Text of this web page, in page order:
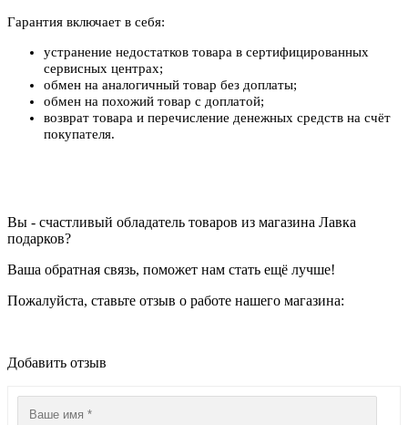
Гарантия включает в себя:
устранение недостатков товара в сертифицированных
сервисных центрах;
обмен на аналогичный товар без доплаты;
обмен на похожий товар с доплатой;
возврат товара и перечисление денежных средств на счёт
покупателя.
Вы - счастливый обладатель товаров из магазина Лавка
подарков?
Ваша обратная связь, поможет нам стать ещё лучше!
Пожалуйста, ставьте отзыв о работе нашего магазина:
Добавить отзыв